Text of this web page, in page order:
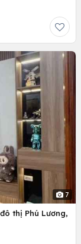
7
thị Phú Lương,